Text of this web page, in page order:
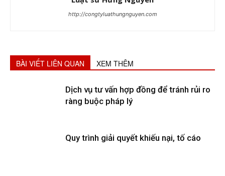
http://congtyluathungnguyen.com
BÀI VIẾT LIÊN QUAN XEM THÊM
Dịch vụ tư vấn hợp đồng để tránh rủi ro
ràng buộc pháp lý
Quy trình giải quyết khiếu nại, tố cáo